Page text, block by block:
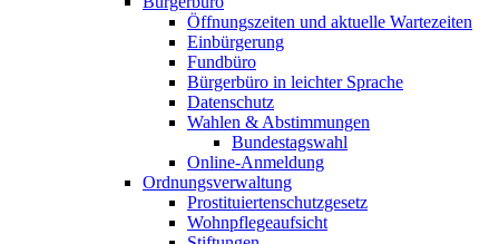
Öffnungszeiten und aktuelle Wartezeiten
Einbürgerung
Fundbüro
Bürgerbüro in leichter Sprache
Datenschutz
Wahlen & Abstimmungen
Bundestagswahl
Online-Anmeldung
Ordnungsverwaltung
Prostituiertenschutzgesetz
Wohnpflegeaufsicht